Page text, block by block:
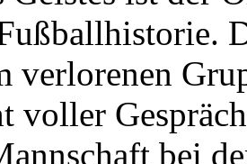
verlorenen
voller
bei